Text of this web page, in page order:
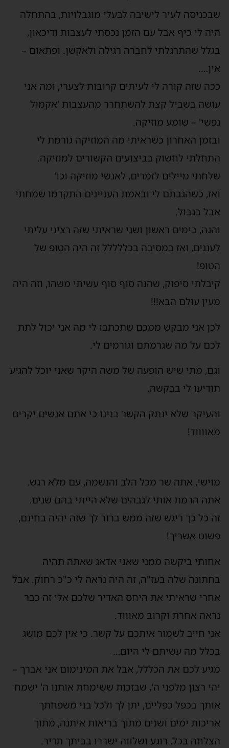
שבכניסה לעיר לישיבה לבעלי מוגבלויות, בהתחלה
היה לי כיף אבל עם הזמן נכסתי לעצבות ודיכאון,
בגלל שהתרגלתי לחברה רגילה ולאקשן. ופתאום –
אין….
ככה שזה קורה לי לעיתים קרובות לצערי, ומה אני
עושה בשביל קצת להשתחרר מהעצבות 'אקמול
נפשי' – שומע מוזיקה.
ובזמן האחרון כשראיתי מה המוזיקה גורמת לי
התחלתי לחשוק בביצועים הקשורים למוזיקה.
שלחתי מיילים לזמרים, לאנשי מוזיקה וכו'
ואז, כשהגבתם לי ובאמת העניינים התקדמו שמחתי
אבל בגבול.
והנה, בימים ראשון ושני שראיתי שזה רציני עליתי
לעננים, ואז במסיבה בכללללל זה היה הטופ של
הטופ!
קיבלתי סיפוק, שהנה סוף סוף עשיתי משהו, וזה היה
מעין עולם הבא!!!
לכן אני מבקש ממכם שתכתבו לי מה אני יכול לתת
לכם על מה שגרמתם וגורמים לי.
וגם, מתי שיש הופעה של משה היקר שאני יוכל להגיע
תודיעו לי בבקשה.
והעיקר שלא ינתק הקשר בנינו כי אתם אנשים יקרים
מאווווד!
מוישי, אתה שר מכל הלב והנשמה, עם מלא רגש.
אתה הרמת אותי לגבהים שלא הייתי בהם שנים.
זה כל כך ריגש שזה ממש ברור לך שזה יהיה בחינם,
פשוט אשריך!
אחותי ביקשה ממני שאני אדאג שאתה תהיה
בחתונה שלה בעז"ה, זה היה נראה לי כ"כ רחוק. אבל
אחרי שראיתי את היחס האדיר שלכם אלי זה כבר
נראה אחרת וקרוב מאוווד.
אני חייב לשמור איתכם על קשר. כי אין לכם מושג
בכלל מה עשיתם לי היום…
מגיע לכם את הכללל, אבל את המינימום אני אברך –
יהי רצון מלפני ה', שבזכות ששימחת אותנו ה' ישמח
אותך בכפל כפליים, יתן לך ולכל בני משפחתך
אריכות ימים ושנים מתוך בריאות איתנה, מתוך
הצלחה בכל, רוגע ושלווה ישררו בביתך תדיר.